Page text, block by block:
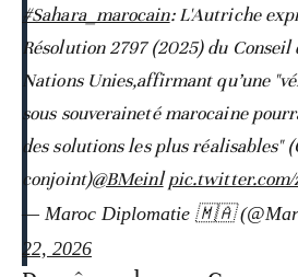
#Sahara_marocain: L'Autriche
Résolution 2797 (2025) du Conseil
Nations Unies,affirmant qu’une
sous souveraineté marocaine
des solutions les plus réalisables"
conjoint)@BMeinl
— Maroc Diplomatie 🇲🇦
22, 2026